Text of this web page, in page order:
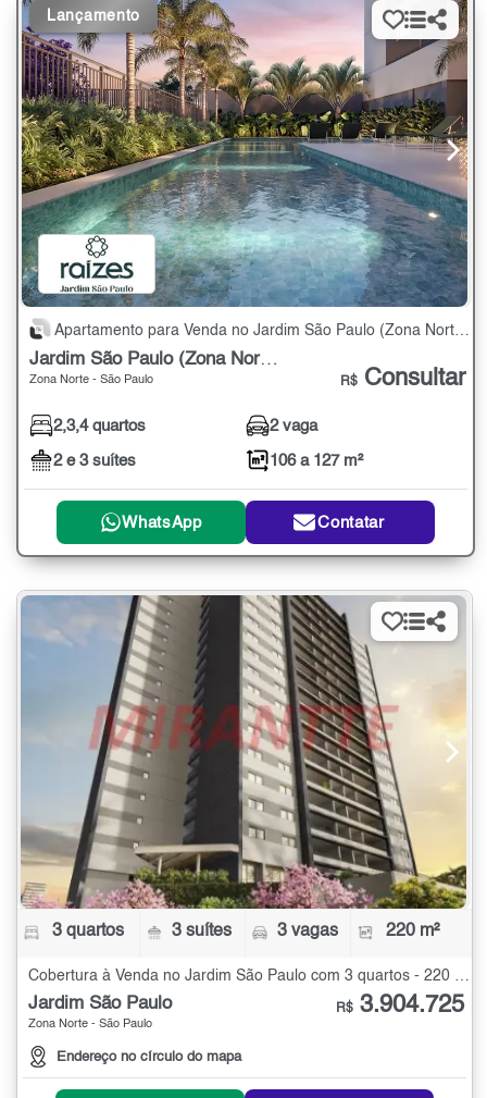
Lançamento
Apartamento para Venda no Jardim São Paulo (Zona Norte) com 2,3,4 quartos - 106 a 127 m²
Jardim São Paulo (Zona Norte)
Zona Norte - São Paulo R$ Consultar
2,3,4 quartos
2 e 3 suítes
2 vaga
106 a 127 m²
WhatsApp Contatar
3 quartos 3 suítes 3 vagas 220 m²
Cobertura à Venda no Jardim São Paulo com 3 quartos - 220 m²
Jardim São Paulo
Zona Norte - São Paulo
Endereço no círculo do mapa
R$ 3.904.725